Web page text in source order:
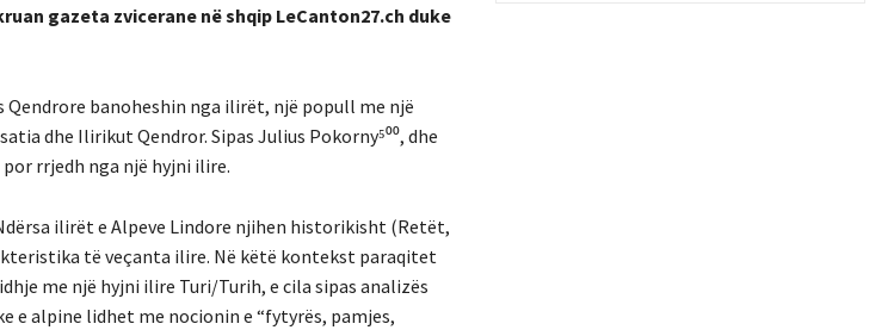
gazeta zvicerane në shqip LeCanton27.ch duke
banoheshin nga ilirët, një popull me një
dhe Ilirikut Qendror. Sipas Julius Pokorny⁵⁰⁰, dhe
rrjedh nga një hyjni ilire.
ilirët e Alpeve Lindore njihen historikisht (Retët,
të veçanta ilire. Në këtë kontekst paraqitet
me një hyjni ilire Turi/Turih, e cila sipas analizës
alpine lidhet me nocionin e “fytyrës, pamjes,